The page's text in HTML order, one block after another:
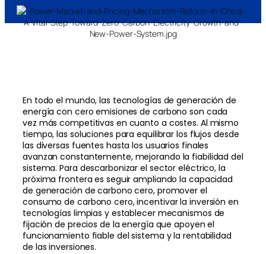
En todo el mundo, las tecnologías de generación de
energía con cero emisiones de carbono son cada
vez más competitivas en cuanto a costes. Al mismo
tiempo, las soluciones para equilibrar los flujos desde
las diversas fuentes hasta los usuarios finales
avanzan constantemente, mejorando la fiabilidad del
sistema. Para descarbonizar el sector eléctrico, la
próxima frontera es seguir ampliando la capacidad
de generación de carbono cero, promover el
consumo de carbono cero, incentivar la inversión en
tecnologías limpias y establecer mecanismos de
fijación de precios de la energía que apoyen el
funcionamiento fiable del sistema y la rentabilidad
de las inversiones.